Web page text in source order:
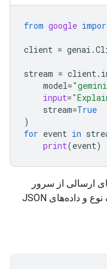
from google
client = genai.
stream = client
model=
input=
stream=True
for event in
print(event
ارسالی از سرور
(SSE) پاسخ می‌دهد. هر رویداد شامل یک نوع و داده‌های JSON